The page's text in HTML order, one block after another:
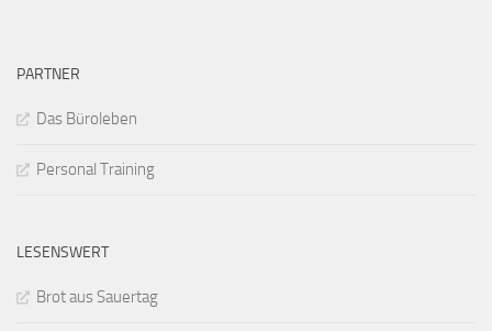
PARTNER
Das Büroleben
Personal Training
LESENSWERT
Brot aus Sauertag